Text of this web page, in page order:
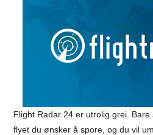
Flight Radar 24 er utrolig grei.
flyet du ønsker å spore, og du vil